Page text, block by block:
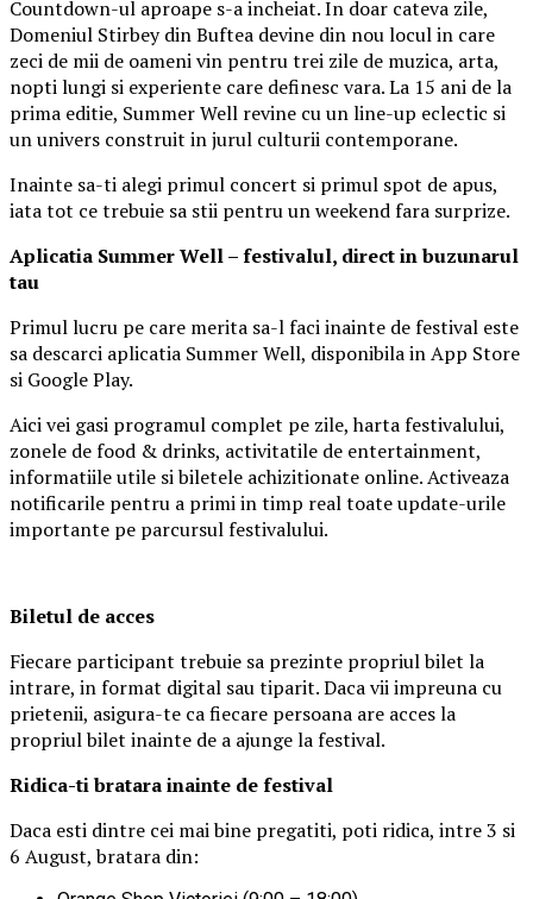
Countdown-ul aproape s-a incheiat. In doar cateva zile,
Domeniul Stirbey din Buftea devine din nou locul in care
zeci de mii de oameni vin pentru trei zile de muzica, arta,
nopti lungi si experiente care definesc vara. La 15 ani de la
prima editie, Summer Well revine cu un line-up eclectic si
un univers construit in jurul culturii contemporane.
Inainte sa-ti alegi primul concert si primul spot de apus,
iata tot ce trebuie sa stii pentru un weekend fara surprize.
Aplicatia Summer Well– festivalul, direct in buzunarul
tau
Primul lucru pe care merita sa-l faci inainte de festival este
sa descarci aplicatia Summer Well, disponibila in App Store
si Google Play.
Aici vei gasi programul complet pe zile, harta festivalului,
zonele de food & drinks, activitatile de entertainment,
informatiile utile si biletele achizitionate online. Activeaza
notificarile pentru a primi in timp real toate update-urile
importante pe parcursul festivalului.
Biletul de acces
Fiecare participant trebuie sa prezinte propriul bilet la
intrare, in format digital sau tiparit. Daca vii impreuna cu
prietenii, asigura-te ca fiecare persoana are acces la
propriul bilet inainte de a ajunge la festival.
Ridica-ti bratarainainte de festival
Daca esti dintre cei mai bine pregatiti, poti ridica, intre 3 si
6 August, bratara din: